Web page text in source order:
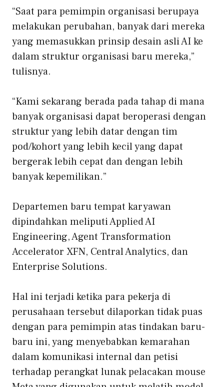
“Saat para pemimpin organisasi berupaya
melakukan perubahan, banyak dari mereka
yang memasukkan prinsip desain asli AI ⁠ke
dalam struktur organisasi baru mereka,”
tulisnya.
“Kami sekarang berada pada tahap di mana
banyak organisasi dapat beroperasi dengan
struktur yang lebih datar dengan tim
pod/kohort yang lebih kecil yang dapat
bergerak lebih cepat dan dengan lebih
banyak kepemilikan.”
Departemen baru tempat karyawan
dipindahkan meliputi Applied AI
Engineering, Agent Transformation
Accelerator XFN, Central Analytics, dan
Enterprise Solutions.
Hal ini terjadi ketika para pekerja di
perusahaan tersebut dilaporkan tidak puas
dengan para pemimpin atas tindakan baru-
baru ini, yang menyebabkan kemarahan
dalam komunikasi internal dan petisi
terhadap perangkat lunak pelacakan mouse